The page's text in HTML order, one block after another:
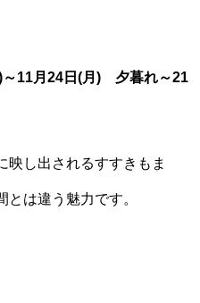
～11月24日(月) 夕暮れ～21
映し出されるすすきもま
は違う魅力です。